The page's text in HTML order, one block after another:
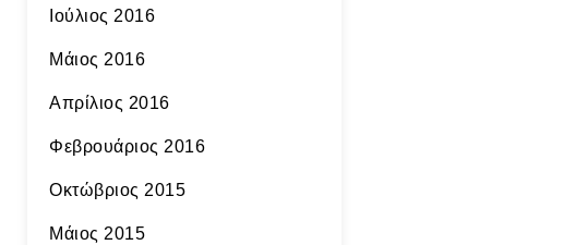
Ιούλιος 2016
Μάιος 2016
Απρίλιος 2016
Φεβρουάριος 2016
Οκτώβριος 2015
Μάιος 2015